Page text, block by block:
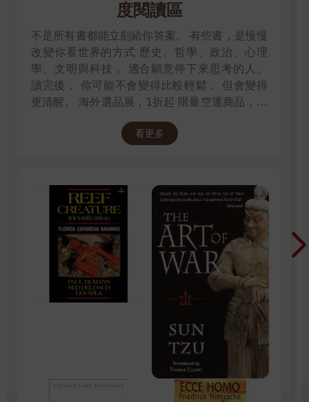
度閱讀區
不是所有書都能立刻給你答案。 有些書，是慢慢
改變你看世界的方式 歷史、哲學、政治、心理
學、文明與科技， 適合願意停下來思考的人。
讀完後， 你可能不會變得比較輕鬆， 但會變得
更清醒。 海外選品展，1折起 限量空運商品，先
看更多